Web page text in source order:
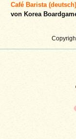
Café Barista (deutsch)
von Korea